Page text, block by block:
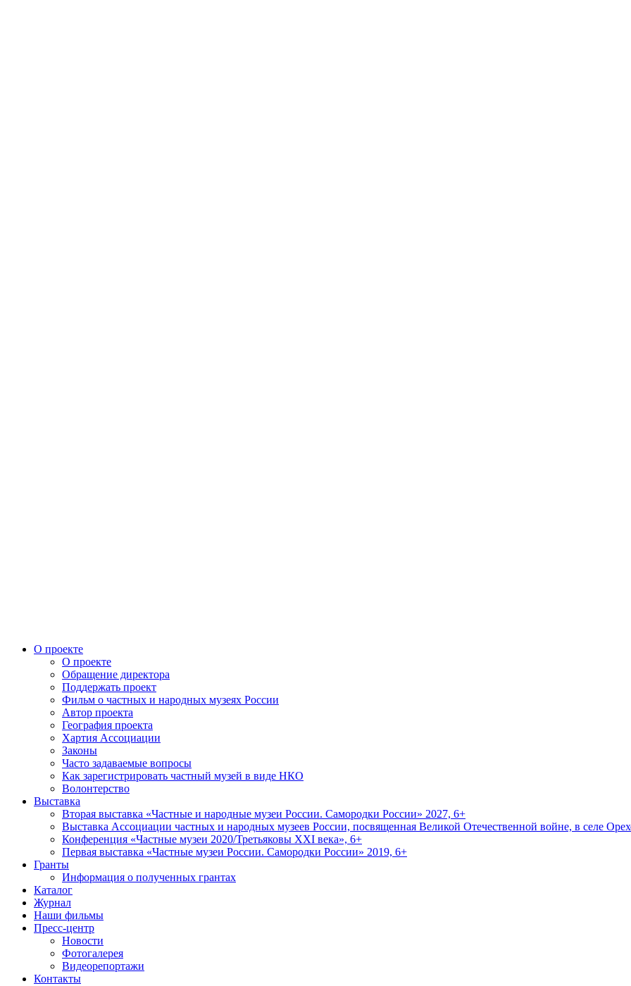
О проекте
О проекте
Обращение директора
Поддержать проект
Фильм о частных и народных музеях России
Автор проекта
География проекта
Хартия Ассоциации
Законы
Часто задаваемые вопросы
Как зарегистрировать частный музей в виде НКО
Волонтерство
Выставка
Вторая выставка «Частные и народные музеи России. Самородки России» 2027, 6+
Выставка Ассоциации частных и народных музеев России, посвященная Великой Отечественной войне, в селе
Конференция «Частные музеи 2020/Третьяковы XXI века», 6+
Первая выставка «Частные музеи России. Самородки России» 2019, 6+
Гранты
Информация о полученных грантах
Каталог
Журнал
Наши фильмы
Пресс-центр
Новости
Фотогалерея
Видеорепортажи
Контакты